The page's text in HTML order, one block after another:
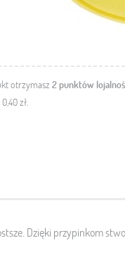
otrzymasz 2punktów
0,40 zł.
Dzięki przypinkom